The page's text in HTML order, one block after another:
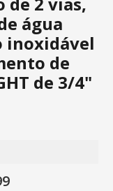
água
inoxidável
de
de 3/4"